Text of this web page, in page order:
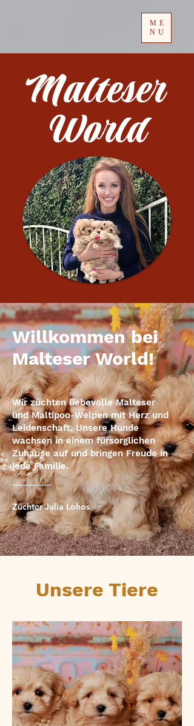
ME
NU
Malteser
World
Willkommen bei
Malteser World!
Wir züchten liebevolle Malteser
und Maltipoo-Welpen mit Herz und
Leidenschaft. Unsere Hunde
wachsen in einem fürsorglichen
Zuhause auf und bringen Freude in
jede Familie.
Züchter Julia Lohos
Unsere Tiere